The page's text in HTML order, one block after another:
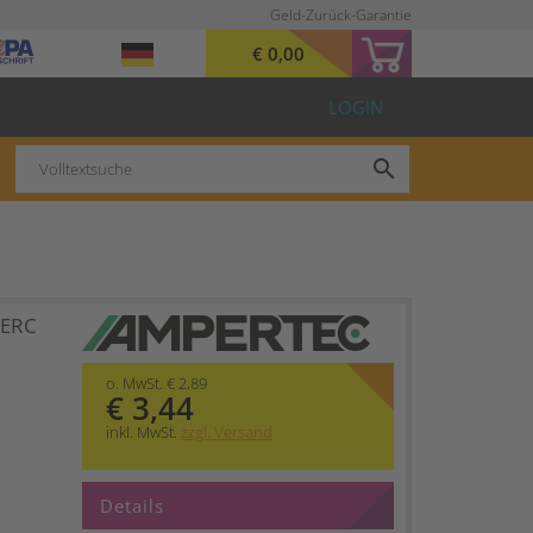
Geld-Zurück-Garantie
€ 0,00
LOGIN
search
o. MwSt. € 2,89
€ 3,44
inkl. MwSt. zzgl. Versand
Details